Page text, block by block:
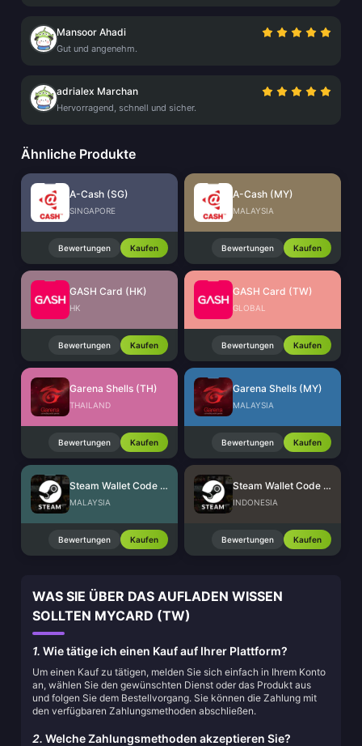
Mansoor Ahadi
Gut und angenehm.
adrialex Marchan
Hervorragend, schnell und sicher.
Ähnliche Produkte
A-Cash (SG)
SINGAPORE
Bewertungen Kaufen
A-Cash (MY)
MALAYSIA
Bewertungen Kaufen
GASH Card (HK)
HK
Bewertungen Kaufen
GASH Card (TW)
GLOBAL
Bewertungen Kaufen
Garena Shells (TH)
THAILAND
Bewertungen Kaufen
Garena Shells (MY)
MALAYSIA
Bewertungen Kaufen
Steam Wallet Code (MYR)
MALAYSIA
Bewertungen Kaufen
Steam Wallet Code (IDR)
INDONESIA
Bewertungen Kaufen
WAS SIE ÜBER DAS AUFLADEN WISSEN
SOLLTEN MYCARD (TW)
1. Wie tätige ich einen Kauf auf Ihrer Plattform?
Um einen Kauf zu tätigen, melden Sie sich einfach in Ihrem Konto
an, wählen Sie den gewünschten Dienst oder das Produkt aus
und folgen Sie dem Bestellvorgang. Sie können die Zahlung mit
den verfügbaren Zahlungsmethoden abschließen.
2. Welche Zahlungsmethoden akzeptieren Sie?